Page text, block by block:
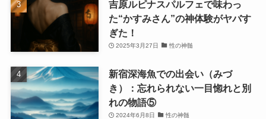
吉原ルピナスパルフェで味わっ
た“かすみさん”の神体験がヤバす
ぎた！
2025年3月27日 性の神髄
新宿深海魚での出会い（みづ
き）：忘れられない一目惚れと別
れの物語⑤
2024年6月8日 性の神髄